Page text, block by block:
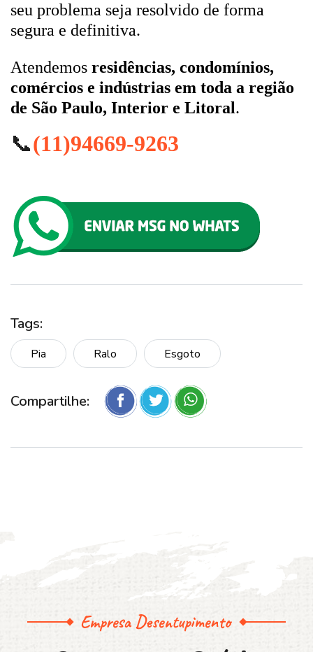
seu problema seja resolvido de forma
segura e definitiva.
Atendemos residências, condomínios,
comércios e indústrias em toda a região
de São Paulo, Interior e Litoral.
📞(11)94669-9263
Tags:
Pia Ralo Esgoto
Compartilhe:
Empresa Desentupimento